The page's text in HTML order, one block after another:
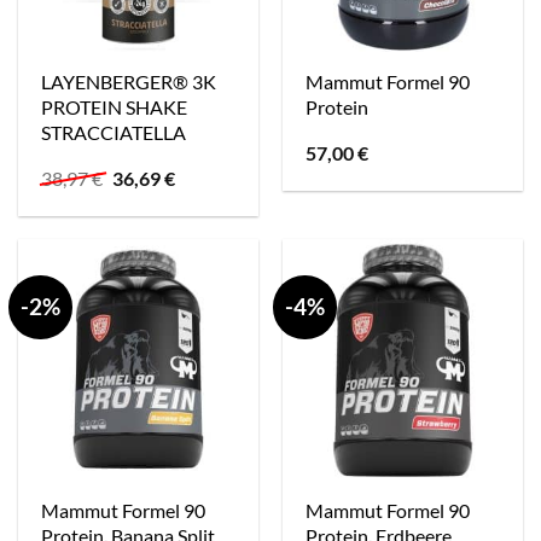
LAYENBERGER® 3K
PROTEIN SHAKE
STRACCIATELLA
38,97€ Ursprünglicher
Preis
war:
36,69€Aktueller
ist:
Mammut Formel 90
Protein
57,00€
-2%
Mammut Formel 90
Protein, Banana Split
-4%
Mammut Formel 90
Protein, Erdbeere